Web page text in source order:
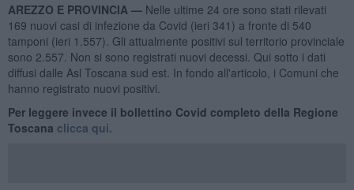
AREZZO E PROVINCIA — Nelle ultime 24 ore sono stati rilevati
169 nuovi casi di infezione da Covid (ieri 341) a fronte di 540
tamponi (ieri 1.557). Gli attualmente positivi sul territorio provinciale
sono 2.557. Non si sono registrati nuovi decessi. Qui sotto i dati
diffusi dalle Asl Toscana sud est. In fondo all'articolo, i Comuni che
hanno registrato nuovi positivi.
Per leggere invece il bollettino Covid completo della Regione
Toscana clicca qui.